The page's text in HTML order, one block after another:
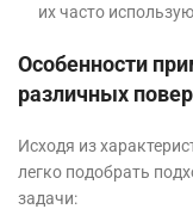
их часто
Особенности
различных
Исходя из
легко подобрать
задачи: